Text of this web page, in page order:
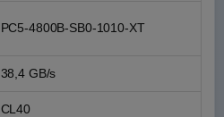
PC5-4800B-SB0-1010-XT
38,4 GB/s
CL40